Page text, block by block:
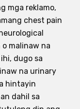
mga reklamo,
chest pain
o malinaw na
dugo sa
na urinary
hintayin
dahil sa